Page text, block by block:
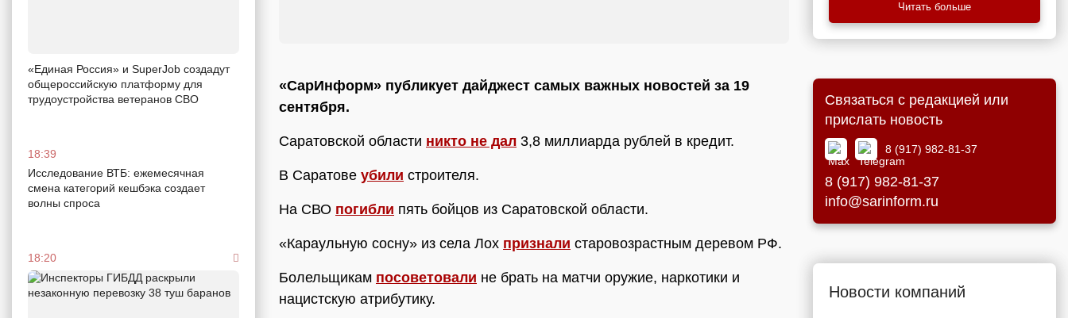
«Единая Россия» и SuperJob создадут
общероссийскую платформу для
трудоустройства ветеранов СВО
18:39
Исследование ВТБ: ежемесячная
смена категорий кешбэка создает
волны спроса
18:20
«СарИнформ» публикует дайджест самых важных новостей за 19
сентября.
Саратовской области никто не дал 3,8 миллиарда рублей в кредит.
В Саратове убили строителя.
На СВО погибли пять бойцов из Саратовской области.
«Караульную сосну» из села Лох признали старовозрастным деревом РФ.
Болельщикам посоветовали не брать на матчи оружие, наркотики и
нацистскую атрибутику.
Читать больше
Связаться с редакцией или
прислать новость
8 (917) 982-81-37
8 (917) 982-81-37
info@sarinform.ru
Новости компаний